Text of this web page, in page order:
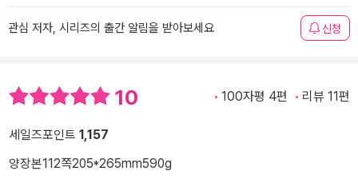
관심 저자, 시리즈의 출간 알림을 받아보세요 신청
10 100자평 4편 리뷰 11편
세일즈포인트 1,157
양장본112쪽205*265mm590g